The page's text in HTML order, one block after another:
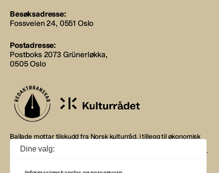
Besøksadresse:
Fossveien 24, 0551 Oslo
Postadresse:
Postboks 2073 Grünerløkka,
0505 Oslo
Ballade mottar tilskudd fra Norsk kulturråd, i tillegg til økonomisk
støtte fra eierne NOPA, Norsk komponistforening og
Musikkforleggerne. Ballade drives etter Redaktør- og Vær Varsom-
Dine valg: